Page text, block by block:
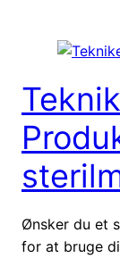
Ønsker du et
for at bruge